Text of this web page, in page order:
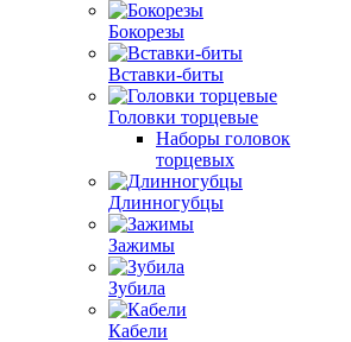
Бокорезы
Вставки-биты
Головки торцевые
Наборы головок
торцевых
Длинногубцы
Зажимы
Зубила
Кабели